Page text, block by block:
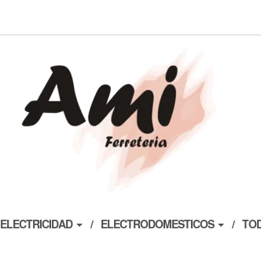
ELECTRICIDAD ELECTRODOMESTICOS